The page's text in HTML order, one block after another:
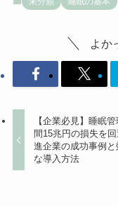
よか
【企業必見】睡眠
間15兆円の損失を
進企業の成功事例と
な導入方法